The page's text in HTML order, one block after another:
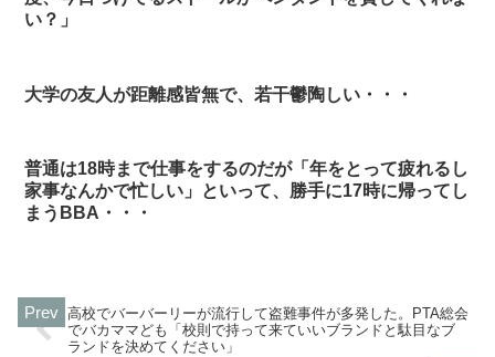
い？」
大学の友人が距離感皆無で、若干鬱陶しい・・・
普通は18時まで仕事をするのだが「年をとって疲れるし
家事なんかで忙しい」といって、勝手に17時に帰ってし
まうBBA・・・
高校でバーバーリーが流行して盗難事件が多発した。PTA総会
でバカママども「校則で持って来ていいブランドと駄目なブ
ランドを決めてください」